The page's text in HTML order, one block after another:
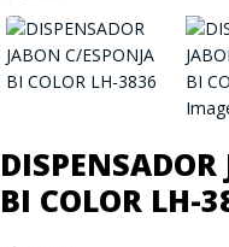
BI COLOR LH-